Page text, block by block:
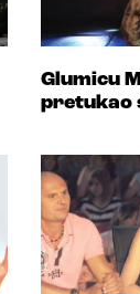
Glumicu
pretukao